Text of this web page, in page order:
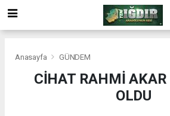
Anasayfa GÜNDEM
CİHAT RAHMİ AKAR
OLDU